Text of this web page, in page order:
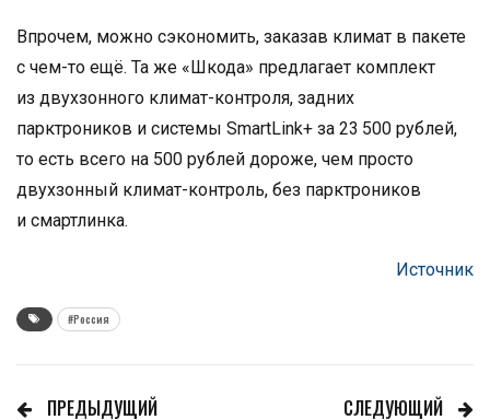
Впрочем, можно сэкономить, заказав климат в пакете
с чем-то ещё. Та же «Шкода» предлагает комплект
из двухзонного климат-контроля, задних
парктроников и системы SmartLink+ за 23 500 рублей,
то есть всего на 500 рублей дороже, чем просто
двухзонный климат-контроль, без парктроников
и смартлинка.
Источник
#Россия
ПРЕДЫДУЩИЙ
СЛЕДУЮЩИЙ